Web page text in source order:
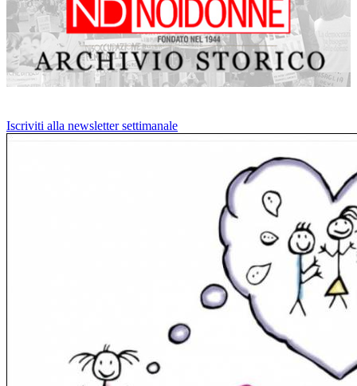
Iscriviti alla newsletter settimanale